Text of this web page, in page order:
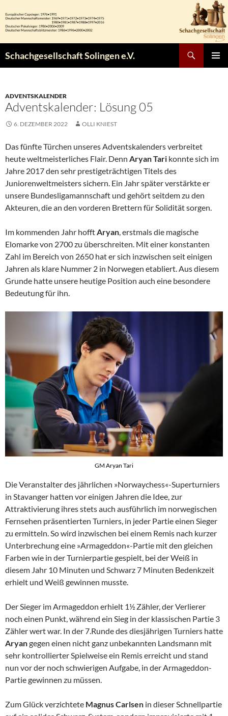
Inhalt
springen
Schachgesellschaft Solingen e.V.
ADVENTSKALENDER
Adventskalender: Lösung 05
6. DEZEMBER 2022 OLLI KNIEST
Das fünfte Türchen unseres Adventskalenders verbreitet
heute weltmeisterliches Flair. Denn Aryan Tari konnte sich im
Jahre 2017 den sehr prestigeträchtigen Titels des
Juniorenweltmeisters sichern. Ein Jahr später verstärkte er
unsere Bundesligamannschaft und gehört seitdem zu den
Akteuren, die an den vorderen Brettern für Solidität sorgen.
Im kommenden Jahr hofftAryan, erstmals die magische
Elomarke von 2700 zu überschreiten. Mit einer konstanten
Zahl im Bereich von 2650 hat er sich inzwischen seit einigen
Jahren als klare Nummer 2 in Norwegen etabliert. Aus diesem
Grunde hatte unsere heutige Position auch eine besondere
Bedeutung für ihn.
GM Aryan Tari
Die Veranstalter des jährlichen »Norwaychess«-Superturniers
in Stavanger hatten vor einigen Jahren die Idee, zur
Attraktivierung ihres stets auch ausführlich im norwegischen
Fernsehen präsentierten Turniers, in jeder Partie einen Sieger
zu ermitteln. So wird inzwischen bei einem Remis nach kurzer
Unterbrechung eine »Armageddon«-Partie mit den gleichen
Farben wie in der Turnierpartie gespielt, bei der Weiß in
diesem Jahr 10 Minuten und Schwarz 7 Minuten Bedenkzeit
erhielt und Weiß gewinnen musste.
Der Sieger im Armageddon erhielt 1½ Zähler, der Verlierer
noch einen Punkt, während ein Sieg in der klassischen Partie 3
Zähler wert war. In der 7.Runde des diesjährigen Turniers hatte
Aryangegen einen nicht ganz unbekannten Landsmann mit
sehr kontrollierter Spielweise ein Remis erreicht und stand
nun vor der noch schwierigen Aufgabe, in der Armageddon-
Partie gewinnen zu müssen.
Zum Glück verzichtete Magnus Carlsen in dieser Schnellpartie